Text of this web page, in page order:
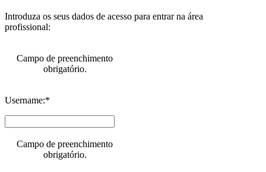
Introduza os seus dados de acesso para entrar na área
profissional:
Campo de preenchimento
obrigatório.
Username:*
Campo de preenchimento
obrigatório.